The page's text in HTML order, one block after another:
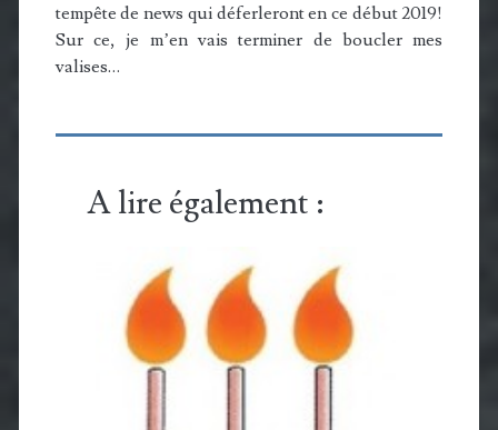
tempête de news qui déferleront en ce début 2019!
Sur ce, je m’en vais terminer de boucler mes
valises…
A lire également :